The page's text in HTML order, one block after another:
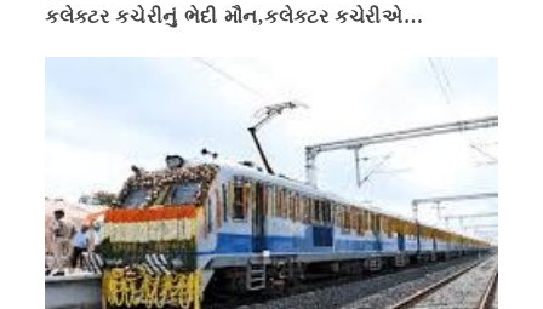
કલેક્ટર કચેરીનું ભેદી મૌન,કલેક્ટર કચેરીએ